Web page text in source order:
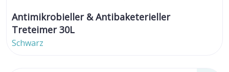
Antimikrobieller & Antibaketerieller
Treteimer 30L
Schwarz